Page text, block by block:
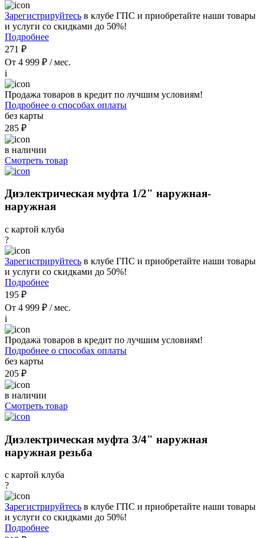
Зарегистрируйтесь в клубе ГПС и приобретайте наши товары
и услуги со скидками до 50%!
Подробнее
271 ₽
От 4 999 ₽ / мес.
i
Продажа товаров в кредит по лучшим условиям!
Подробнее о способах оплаты
без карты
285 ₽
в наличии
Смотреть товар
Диэлектрическая муфта 1/2" наружная-
наружная
с картой клуба
?
Зарегистрируйтесь в клубе ГПС и приобретайте наши товары
и услуги со скидками до 50%!
Подробнее
195 ₽
От 4 999 ₽ / мес.
i
Продажа товаров в кредит по лучшим условиям!
Подробнее о способах оплаты
без карты
205 ₽
в наличии
Смотреть товар
Диэлектрическая муфта 3/4" наружная
наружная резьба
с картой клуба
?
Зарегистрируйтесь в клубе ГПС и приобретайте наши товары
и услуги со скидками до 50%!
Подробнее